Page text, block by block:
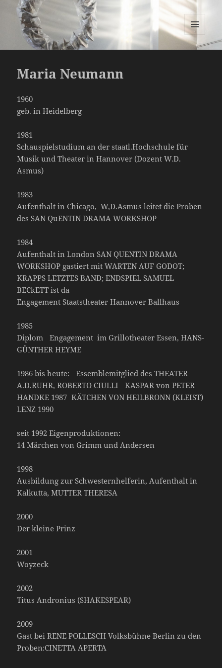
Maria Neumann
MENÜ
UND
Maria Neumann
1960
geb. in Heidelberg
1981
Schauspielstudium an der staatl.Hochschule für
Musik und Theater in Hannover (Dozent W.D.
Asmus)
1983
Aufenthalt in Chicago, W,D.Asmus leitet die Proben
des SAN QuENTIN DRAMA WORKSHOP
1984
Aufenthalt in London SAN QUENTIN DRAMA
WORKSHOP gastiert mit WARTEN AUF GODOT;
KRAPPS LETZTES BAND; ENDSPIEL SAMUEL
BECkETT ist da
Engagement Staatstheater Hannover Ballhaus
1985
Diplom Engagement im Grillotheater Essen, HANS-
GÜNTHER HEYME
1986 bis heute: Essemblemitglied des THEATER
A.D.RUHR, ROBERTO CIULLI KASPAR von PETER
HANDKE 1987 KÄTCHEN VON HEILBRONN (KLEIST)
LENZ 1990
seit 1992 Eigenproduktionen:
14 Märchen von Grimm und Andersen
1998
Ausbildung zur Schwesternhelferin, Aufenthalt in
Kalkutta, MUTTER THERESA
2000
Der kleine Prinz
2001
Woyzeck
2002
Titus Andronius (SHAKESPEAR)
2009
Gast bei RENE POLLESCH Volksbühne Berlin zu den
Proben:CINETTA APERTA